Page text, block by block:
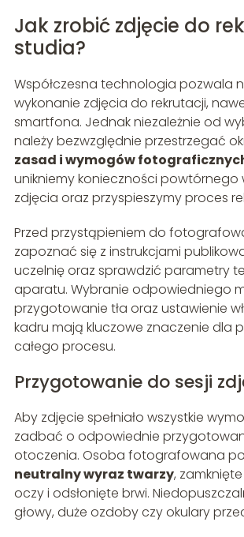
Jak zrobić zdjęcie do
studia?
Współczesna technologia pozwala
wykonanie zdjęcia do rekrutacji,
smartfona. Jednak niezależnie od
należy bezwzględnie przestrzegać
zasad i wymogów
unikniemy konieczności powtórnego
zdjęcia oraz przyspieszymy proces
Przed przystąpieniem do
zapoznać się z instrukcjami
uczelnię oraz sprawdzić parametry
aparatu. Wybranie odpowiedniego
przygotowanie tła oraz ustawienie
kadru mają kluczowe znaczenie dla
całego procesu.
Przygotowanie do sesji
Aby zdjęcie spełniało wszystkie
zadbać o odpowiednie
otoczenia. Osoba fotografowana
neutralny wyraz twarzy,
oczy i odsłonięte brwi.
głowy, duże ozdoby czy okulary